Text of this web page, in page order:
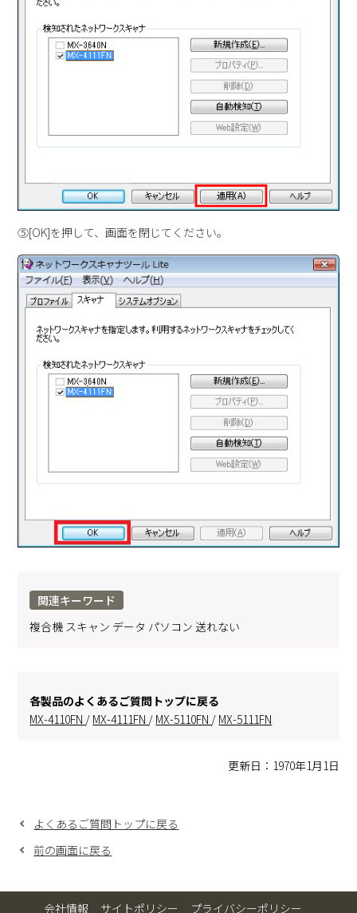
⑤[OK]を押して、画面を閉じてください。
関連キーワード
複合機 スキャン データ パソコン 送れない
各製品のよくあるご質問トップに戻る
MX-4110FN / MX-4111FN / MX-5110FN / MX-5111FN
更新日：1970年1月1日
よくあるご質問トップに戻る
前の画面に戻る
会社情報 サイトポリシー プライバシーポリシー